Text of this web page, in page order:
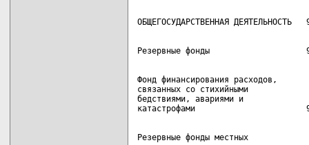
Фонд финансирования расходов,
связанных со стихийными
бедствиями, авариями и
Резервные фонды местных